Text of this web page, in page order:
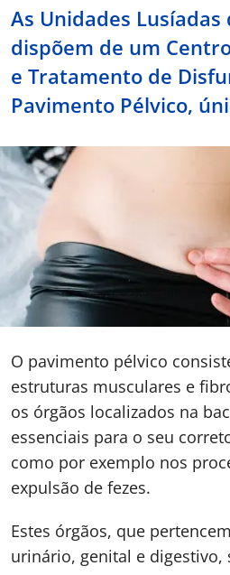
Sport
a nós
EN
As Unidades Lusíadas
dispõem de um
e Tratamento de
Pavimento Pélvico,
O pavimento pélvico
estruturas musculares e
os órgãos localizados na
essenciais para o seu
como por exemplo nos
expulsão de fezes.
Estes órgãos, que
urinário, genital e digestivo,